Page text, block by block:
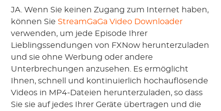
JA. Wenn Sie keinen Zugang zum Internet haben,
können Sie StreamGaGa Video Downloader
verwenden, um jede Episode Ihrer
Lieblingssendungen von FXNow herunterzuladen
und sie ohne Werbung oder andere
Unterbrechungen anzusehen. Es ermöglicht
Ihnen, schnell und kontinuierlich hochauflösende
Videos in MP4-Dateien herunterzuladen, so dass
Sie sie auf jedes Ihrer Geräte übertragen und die